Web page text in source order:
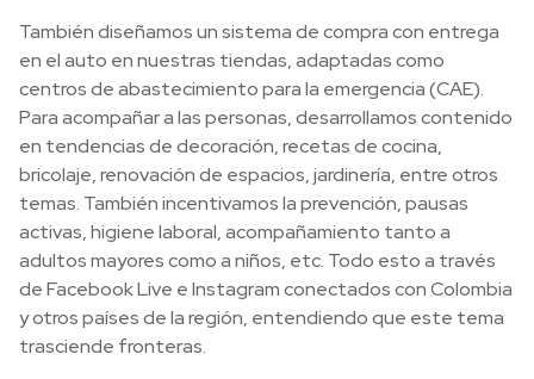
También diseñamos un sistema de compra con entrega
en el auto en nuestras tiendas, adaptadas como
centros de abastecimiento para la emergencia (CAE).
Para acompañar a las personas, desarrollamos contenido
en tendencias de decoración, recetas de cocina,
bricolaje, renovación de espacios, jardinería, entre otros
temas. También incentivamos la prevención, pausas
activas, higiene laboral, acompañamiento tanto a
adultos mayores como a niños, etc. Todo esto a través
de Facebook Live e Instagram conectados con Colombia
y otros países de la región, entendiendo que este tema
trasciende fronteras.